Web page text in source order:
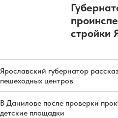
стройки
Ярославский губернатор
пешеходных центров
В Данилове после проверки
детские площадки